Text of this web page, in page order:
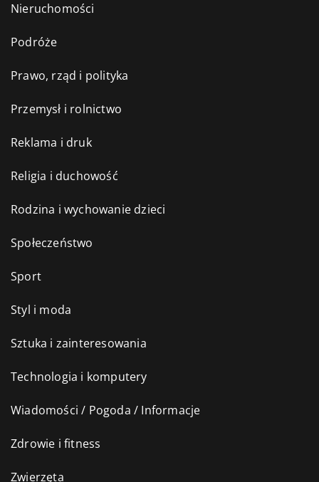
Nieruchomości
Podróże
Prawo, rząd i polityka
Przemysł i rolnictwo
Reklama i druk
Religia i duchowość
Rodzina i wychowanie dzieci
Społeczeństwo
Sport
Styl i moda
Sztuka i zainteresowania
Technologia i komputery
Wiadomości / Pogoda / Informacje
Zdrowie i fitness
Zwierzęta